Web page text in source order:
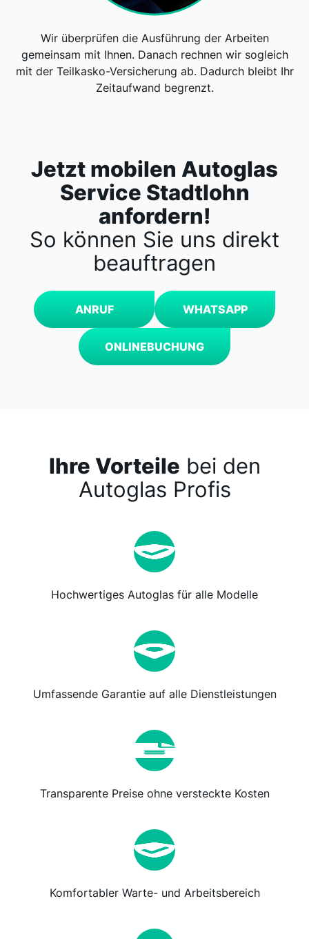
Wir überprüfen die Ausführung der Arbeiten
gemeinsam mit Ihnen. Danach rechnen wir sogleich
mit der Teilkasko-Versicherung ab. Dadurch bleibt Ihr
Zeitaufwand begrenzt.
Jetzt mobilen Autoglas
Service Stadtlohn
anfordern!
So können Sie uns direkt
beauftragen
ANRUF WHATSAPP
ONLINEBUCHUNG
Ihre Vorteile bei den
Autoglas Profis
Hochwertiges Autoglas für alle Modelle
Umfassende Garantie auf alle Dienstleistungen
Transparente Preise ohne versteckte Kosten
Komfortabler Warte- und Arbeitsbereich